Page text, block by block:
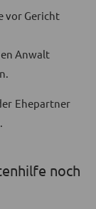
vor Gericht
Anwalt
Ehepartner
noch